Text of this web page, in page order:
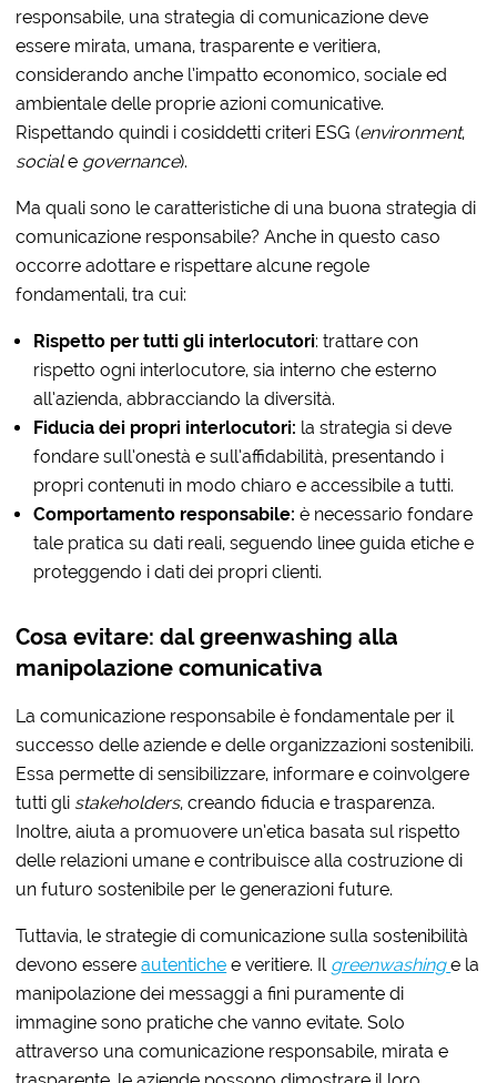
responsabile, una strategia di comunicazione deve
essere mirata, umana, trasparente e veritiera,
considerando anche l’impatto economico, sociale ed
ambientale delle proprie azioni comunicative.
Rispettando quindi i cosiddetti criteri ESG (environment,
sociale governance).
Ma quali sono le caratteristiche di una buona strategia di
comunicazione responsabile? Anche in questo caso
occorre adottare e rispettare alcune regole
fondamentali, tra cui:
Rispetto per tutti gli interlocutori: trattare con
rispetto ogni interlocutore, sia interno che esterno
all’azienda, abbracciando la diversità.
Fiducia dei propri interlocutori: la strategia si deve
fondare sull’onestà e sull’affidabilità, presentando i
propri contenuti in modo chiaro e accessibile a tutti.
Comportamento responsabile: è necessario fondare
tale pratica su dati reali, seguendo linee guida etiche e
proteggendo i dati dei propri clienti.
Cosa evitare: dal greenwashing alla
manipolazione comunicativa
La comunicazione responsabile è fondamentale per il
successo delle aziende e delle organizzazioni sostenibili.
Essa permette di sensibilizzare, informare e coinvolgere
tutti gli stakeholders, creando fiducia e trasparenza.
Inoltre, aiuta a promuovere un’etica basata sul rispetto
delle relazioni umane e contribuisce alla costruzione di
un futuro sostenibile per le generazioni future.
Tuttavia, le strategie di comunicazione sulla sostenibilità
devono essereautentiche e veritiere. Il greenwashing e la
manipolazione dei messaggi a fini puramente di
immagine sono pratiche che vanno evitate. Solo
attraverso una comunicazione responsabile, mirata e